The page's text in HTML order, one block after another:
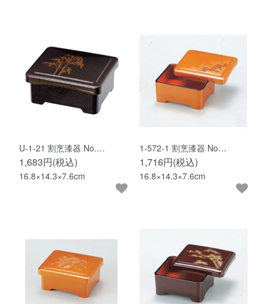
U-1-21 割烹漆器 No.…
1,683円(税込)
16.8×14.3×7.6cm
1-572-1 割烹漆器 No…
1,716円(税込)
16.8×14.3×7.6cm